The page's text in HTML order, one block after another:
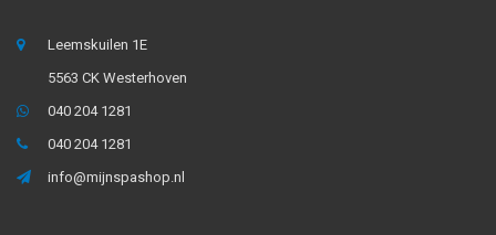
Leemskuilen 1E
5563 CK Westerhoven
040 204 1281
040 204 1281
info@mijnspashop.nl